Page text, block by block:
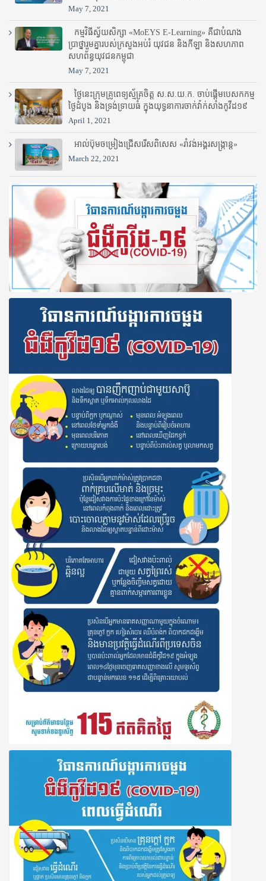
May 7, 2021
កម្មវិធីស្វ័យសិក្សា «MoEYS E-Learning» គឺជាបំណង
ប្រាថ្នារួមគ្នារបស់ក្រសួងអប់រំ​ យុវជន និងកីឡា និងសហភាព
សហព័ន្ធយុវជនកម្ពុជា
May 7, 2021
ថ្ងៃនេះក្រុមគ្រូពេទ្យស្ម័គ្រចិត្ត ស.ស.យ.ក. ចាប់ផ្តើមបេសកកម្ម
ថ្ងៃដំបូង និងទ្រង់ទ្រាយធំ ក្នុងយុទ្ធនាការចាក់វ៉ាក់សាំងកូវីដ១៩
April 1, 2021
អាល់ប៊ុមចម្រៀងជ្រើសរើសពិសេស «រាំវង់អង្គរសង្ក្រាន្ត»
March 22, 2021